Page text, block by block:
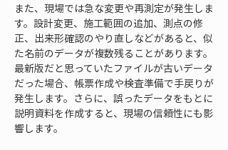
また、現場では急な変更や再測定が発生しま
す。設計変更、施工範囲の追加、測点の修
正、出来形確認のやり直しなどがあると、似
た名前のデータが複数残ることがあります。
最新版だと思っていたファイルが古いデータ
だった場合、帳票作成や検査準備で手戻りが
発生します。さらに、誤ったデータをもとに
説明資料を作成すると、現場の信頼性にも影
響します。